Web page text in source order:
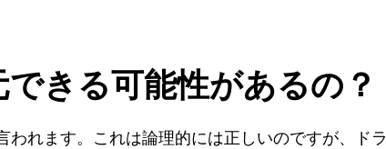
きる可能性があるの？
れます。これは論理的には正しいのですが、ドラ